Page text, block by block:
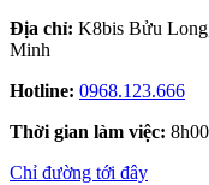
Địa chỉ: K8bis Bửu
Minh
Hotline: 0968.123.666
Thời gian làm việc:
Chỉ đường tới đây